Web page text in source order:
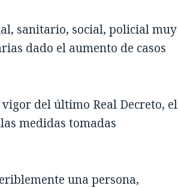
sanitario, social, policial muy
dado el aumento de casos
del último Real Decreto, el
medidas tomadas
una persona,